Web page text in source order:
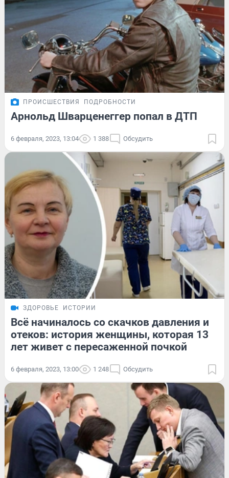
ПРОИСШЕСТВИЯ ПОДРОБНОСТИ
Арнольд Шварценеггер попал в ДТП
6 февраля, 2023, 13:04 1 388 Обсудить
ЗДОРОВЬЕ ИСТОРИИ
Всё начиналось со скачков давления и
отеков: история женщины, которая 13
лет живет с пересаженной почкой
6 февраля, 2023, 13:00 1 248 Обсудить